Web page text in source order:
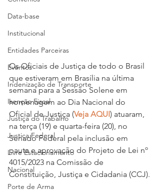
Data-base
Institucional
Entidades Parceiras
Eventos
Indenização de Transporte
Isenção Fiscal
Justiça do Trabalho
Justiça Federal
Livre Estacionamento
Nacional
Porte de Arma
Os Oficiais de Justiça de todo o Brasil
que estiveram em Brasília na última
semana para a Sessão Solene em
homenagem ao Dia Nacional do
Oficial de Justiça (Veja AQUI) atuaram,
na terça (19) e quarta-feira (20), no
Senado Federal pela inclusão em
pauta e aprovação do Projeto de Lei nº
4015/2023 na Comissão de
Constituição, Justiça e Cidadania (CCJ).